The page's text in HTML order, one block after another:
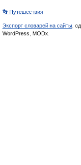
👣 Путешествия
Экспорт словарей на сайты ,
WordPress, MODx.